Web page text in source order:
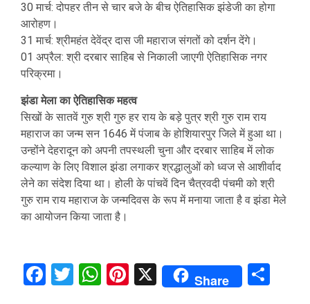
30 मार्च: दोपहर तीन से चार बजे के बीच ऐतिहासिक झंडेजी का होगा
आरोहण।
31 मार्च: श्रीमहंत देवेंद्र दास जी महाराज संगतों को दर्शन देंगे।
01 अप्रैल: श्री दरबार साहिब से निकाली जाएगी ऐतिहासिक नगर
परिक्रमा।
झंडा मेला का ऐतिहासिक महत्व
सिखों के सातवें गुरु श्री गुरु हर राय के बड़े पुत्र श्री गुरु राम राय
महाराज का जन्म सन 1646 में पंजाब के होशियारपुर जिले में हुआ था।
उन्होंने देहरादून को अपनी तपस्थली चुना और दरबार साहिब में लोक
कल्याण के लिए विशाल झंडा लगाकर श्रद्धालुओं को ध्वज से आशीर्वाद
लेने का संदेश दिया था। होली के पांचवें दिन चैत्रवदी पंचमी को श्री
गुरु राम राय महाराज के जन्मदिवस के रूप में मनाया जाता है व झंडा मेले
का आयोजन किया जाता है।
Facebook
Twitter
WhatsApp
Pinterest
X Share